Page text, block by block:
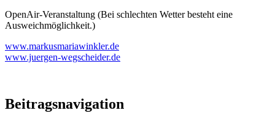
OpenAir-Veranstaltung (Bei schlechten Wetter besteht eine
Ausweichmöglichkeit.)
www.markusmariawinkler.de
www.juergen-wegscheider.de
Beitragsnavigation